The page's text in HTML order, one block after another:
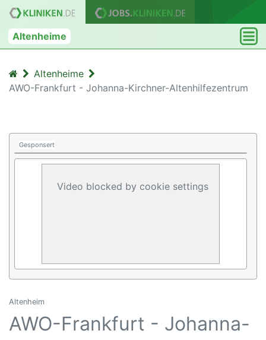
Altenheime
Altenheime
AWO-Frankfurt - Johanna-Kirchner-Altenhilfezentrum
Gesponsert
Video blocked by cookie settings
Altenheim
AWO-Frankfurt - Johanna-